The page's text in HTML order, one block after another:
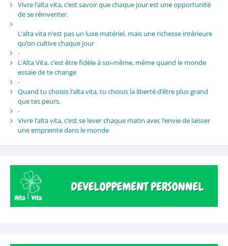
Vivre l’alta vita, c’est savoir que chaque jour est une opportunité
de se réinventer.
L’alta vita n’est pas un luxe matériel, mais une richesse intérieure
qu’on cultive chaque jour
-
L’Alta Vita, c’est être fidèle à soi-même, même quand le monde
essaie de te change
-
Quand tu choisis l’alta vita, tu choisis la liberté d’être plus grand
que tes peurs.
-
Vivre l’alta vita, c’est se lever chaque matin avec l’envie de laisser
une empreinte dans le monde